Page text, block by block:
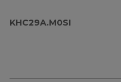
KHC29A.M0SI